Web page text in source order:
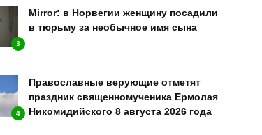
3
Mirror: в Норвегии женщину посадили
в тюрьму за необычное имя сына
4
Православные верующие отметят
праздник священномученика Ермолая
Никомидийского 8 августа 2026 года